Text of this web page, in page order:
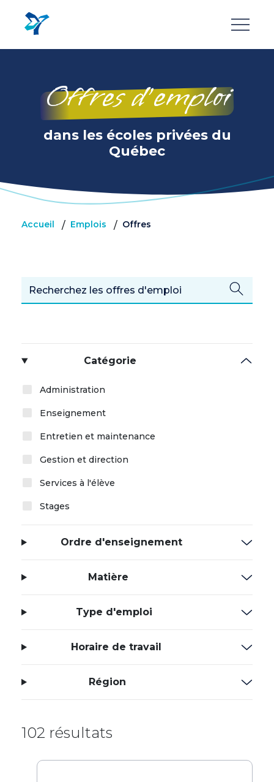
contenu
principal
Offres d’emploi
dans les écoles privées du
Québec
Accueil / Emplois / Offres
Catégorie
Administration
Enseignement
Entretien et maintenance
Gestion et direction
Services à l'élève
Stages
Ordre d'enseignement
Matière
Type d'emploi
Horaire de travail
Région
102 résultats